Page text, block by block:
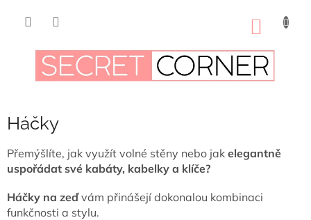
Háčky
Přemýšlíte, jak využít volné stěny nebo jak elegantně
uspořádat své kabáty, kabelky a klíče?
Háčky na zeďvám přinášejí dokonalou kombinaci
funkčnosti a stylu.